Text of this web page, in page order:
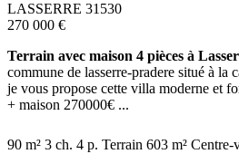
LASSERRE 31530
270 000 €
Terrain avec maison 4 pièces à
commune de lasserre-pradere situé à la
je vous propose cette villa moderne et
+ maison 270000€ ...
90 m² 3 ch. 4 p. Terrain 603 m² Centre-